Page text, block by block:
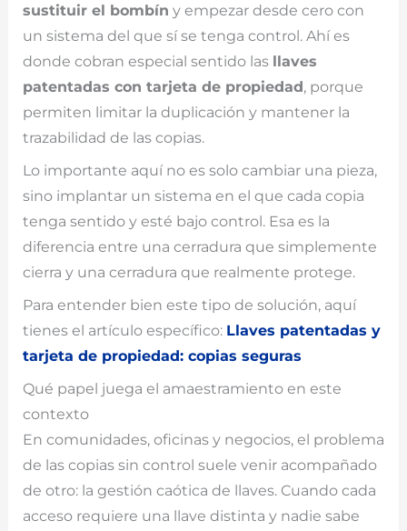
sustituir el bombín y empezar desde cero con
un sistema del que sí se tenga control. Ahí es
donde cobran especial sentido las llaves
patentadas con tarjeta de propiedad, porque
permiten limitar la duplicación y mantener la
trazabilidad de las copias.
Lo importante aquí no es solo cambiar una pieza,
sino implantar un sistema en el que cada copia
tenga sentido y esté bajo control. Esa es la
diferencia entre una cerradura que simplemente
cierra y una cerradura que realmente protege.
Para entender bien este tipo de solución, aquí
tienes el artículo específico: Llaves patentadas y
tarjeta de propiedad: copias seguras
Qué papel juega el amaestramiento en este
contexto
En comunidades, oficinas y negocios, el problema
de las copias sin control suele venir acompañado
de otro: la gestión caótica de llaves. Cuando cada
acceso requiere una llave distinta y nadie sabe